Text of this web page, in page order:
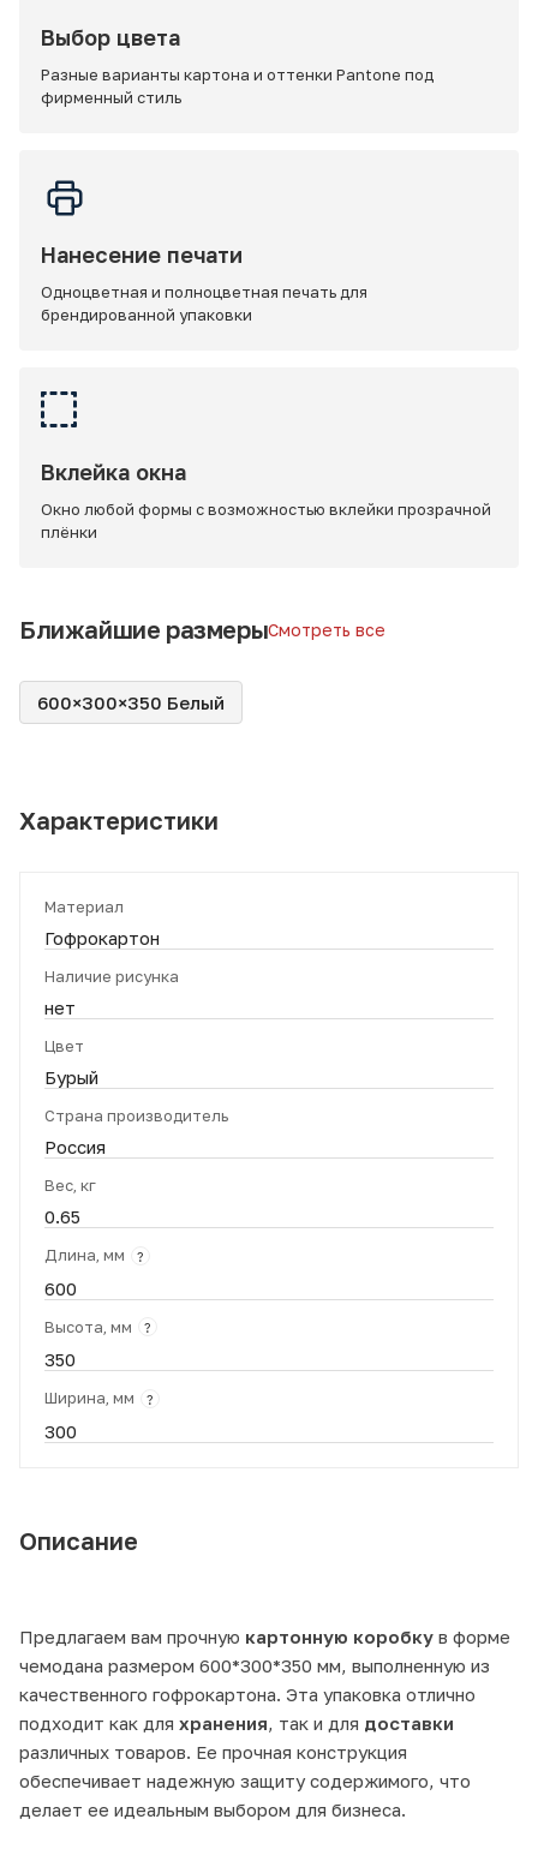
Выбор цвета
Разные варианты картона и оттенки Pantone под
фирменный стиль
Нанесение печати
Одноцветная и полноцветная печать для
брендированной упаковки
Вклейка окна
Окно любой формы с возможностью вклейки прозрачной
плёнки
Ближайшие размерыСмотреть все
600×300×350 Белый
Характеристики
Материал
Гофрокартон
Наличие рисунка
нет
Цвет
Бурый
Страна производитель
Россия
Вес, кг
0.65
Длина, мм ?
600
Высота, мм ?
350
Ширина, мм ?
300
Описание
Предлагаем вам прочную картонную коробку в форме
чемодана размером 600*300*350 мм, выполненную из
качественного гофрокартона. Эта упаковка отлично
подходит как для хранения, так и для доставки
различных товаров. Ее прочная конструкция
обеспечивает надежную защиту содержимого, что
делает ее идеальным выбором для бизнеса.